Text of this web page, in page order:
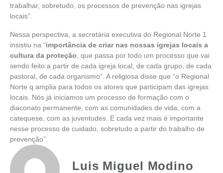
trabalhar, sobretudo, os processos de prevenção nas igrejas
locais”.
Nessa perspectiva, a secretária executiva do Regional Norte 1
insistiu na “importância de criar nas nossas igrejas locais a
cultura da proteção , que passa por todo um processo que vai
sendo feito a partir de cada igreja local, de cada grupo, de cada
pastoral, de cada organismo”. A religiosa disse que “o Regional
Norte q amplia para todos os atores que participam das igrejas
locais. Nós já iniciamos um processo de formação com o
diaconato permanente, com as comunidades de vida, com a
catequese, com as juventudes. E cada vez mais é importante
nesse processo de cuidado, sobretudo a partir do trabalho de
prevenção”.
Luis Miguel Modino